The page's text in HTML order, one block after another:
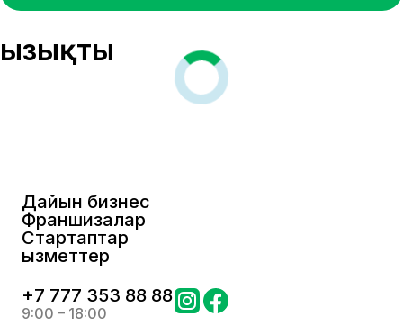
Қызықты
Дайын бизнес
Франшизалар
Стартаптар
Қызметтер
+7 777 353 88 88
9:00 – 18:00